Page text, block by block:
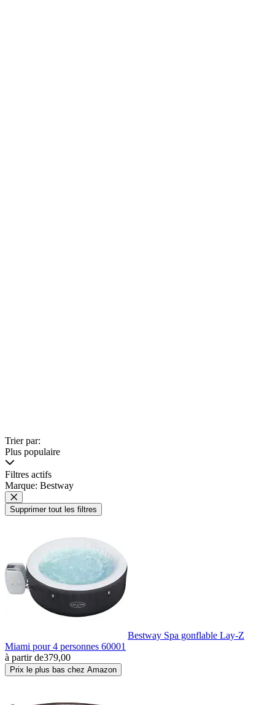
Trier par:
Plus populaire
Filtres actifs
Marque: Bestway
Supprimer tout les filtres
Bestway Spa gonflable Lay-Z
Miami pour 4 personnes 60001
à partir de379,00
Prix le plus bas chez Amazon